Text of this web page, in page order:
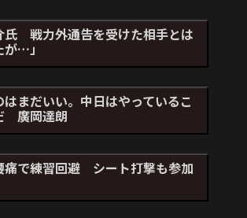
氏 戦力外通告を受けた相手とは
が…」
まだいい。中日はやっているこ
廣岡達朗
痛で練習回避 シート打撃も参加